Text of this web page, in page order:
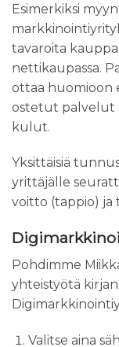
Esimerkiksi
tavaroita
nettikaupassa.
ottaa huomioon
ostetut palvelut
kulut.
Yksittäisiä
yrittäjälle
voitto (tappio) ja
Pohdimme
yhteistyötä
Valitse aina